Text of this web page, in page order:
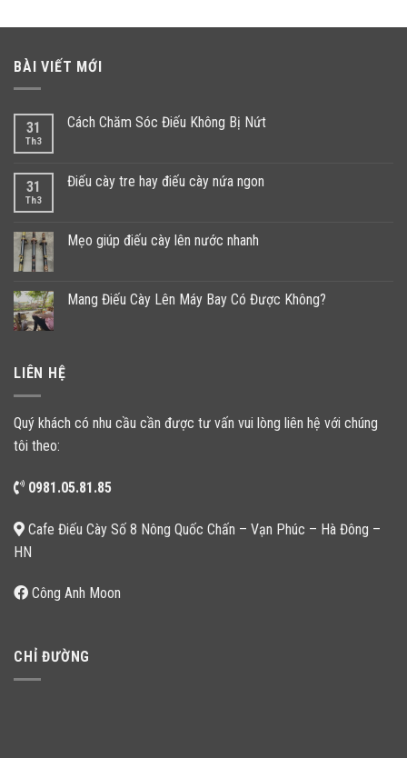
BÀI VIẾT MỚI
31
Th3
Cách Chăm Sóc Điếu Không Bị Nứt
31
Th3
Điếu cày tre hay điếu cày nứa ngon
Mẹo giúp điếu cày lên nước nhanh
Mang Điếu Cày Lên Máy Bay Có Được Không?
LIÊN HỆ
Quý khách có nhu cầu cần được tư vấn vui lòng liên hệ với chúng
tôi theo:
0981.05.81.85
Cafe Điếu Cày Số 8 Nông Quốc Chấn – Vạn Phúc – Hà Đông –
HN
Công Anh Moon
CHỈ ĐƯỜNG